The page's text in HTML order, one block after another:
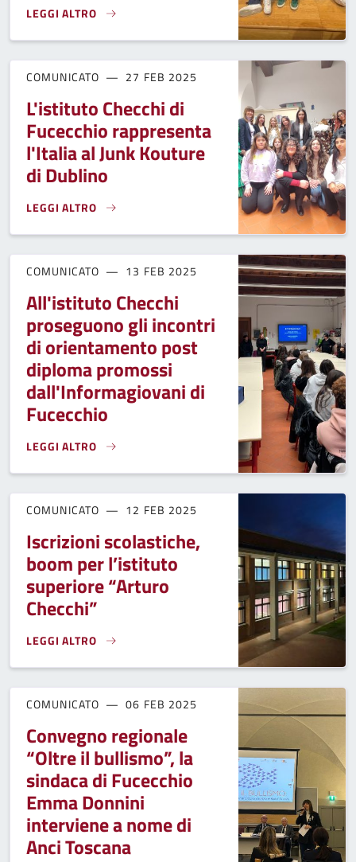
LEGGI ALTRO
LA SINDACA EMMA DONNINI E IL VICE SINDACO FABIO
COMUNICATO 27 FEB 2025
L'istituto Checchi di
Fucecchio rappresenta
l'Italia al Junk Kouture
di Dublino
LEGGI ALTRO
L'ISTITUTO CHECCHI DI FUCECCHIO RAPPRESENTA L'ITALIA
COMUNICATO 13 FEB 2025
All'istituto Checchi
proseguono gli incontri
di orientamento post
diploma promossi
dall'Informagiovani di
Fucecchio
LEGGI ALTRO
ALL'ISTITUTO CHECCHI PROSEGUONO GLI INCONTRI DI
COMUNICATO 12 FEB 2025
Iscrizioni scolastiche,
boom per l’istituto
superiore “Arturo
Checchi”
LEGGI ALTRO
ISCRIZIONI SCOLASTICHE, BOOM PER L’ISTITUTO
COMUNICATO 06 FEB 2025
Convegno regionale
“Oltre il bullismo”, la
sindaca di Fucecchio
Emma Donnini
interviene a nome di
Anci Toscana